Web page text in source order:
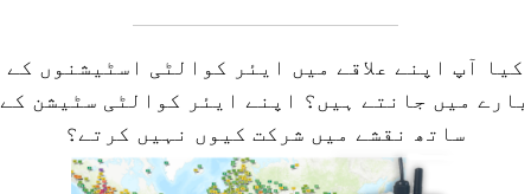
کیا آپ اپنے علاقے میں ایئر کوالٹی اسٹیشنوں کے
میں جانتے ہیں؟
اپنے ایئر کوالٹی سٹیشن کے
ساتھ نقشے میں شرکت کیوں نہیں کرتے؟